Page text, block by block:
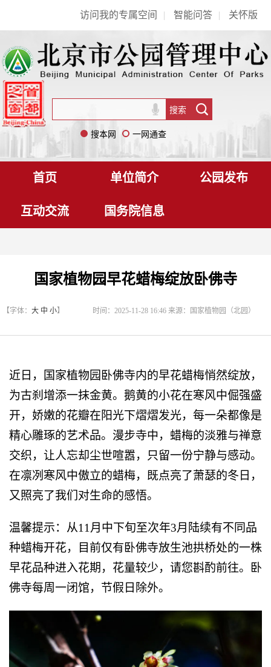
访问我的专属空间 | 智能问答 | 关怀版
搜本网 一网通查
首页 单位简介 公园发布
互动交流 国务院信息
国家植物园早花蜡梅绽放卧佛寺
时间：2025-11-28 16:46 来源：国家植物园（北园）
【字体： 大 中 小】
近日，国家植物园卧佛寺内的早花蜡梅悄然绽放，
为古刹增添一抹金黄。鹅黄的小花在寒风中倔强盛
开，娇嫩的花瓣在阳光下熠熠发光，每一朵都像是
精心雕琢的艺术品。漫步寺中，蜡梅的淡雅与禅意
交织，让人忘却尘世喧嚣，只留一份宁静与感动。
在凛冽寒风中傲立的蜡梅，既点亮了萧瑟的冬日，
又照亮了我们对生命的感悟。
温馨提示：从11月中下旬至次年3月陆续有不同品
种蜡梅开花，目前仅有卧佛寺放生池拱桥处的一株
早花品种进入花期，花量较少，请您斟酌前往。卧
佛寺每周一闭馆，节假日除外。